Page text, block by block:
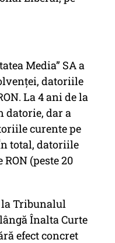
Media” SA a
datoriile
La 4 ani de la
datorie, dar a
curente pe
total, datoriile
(peste 20
la Tribunalul
Înalta Curte
efect concret